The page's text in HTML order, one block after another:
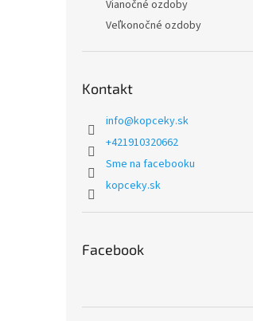
Vianočné ozdoby
Veľkonočné ozdoby
Kontakt
info@kopceky.sk
+421910320662
Sme na facebooku
kopceky.sk
Facebook